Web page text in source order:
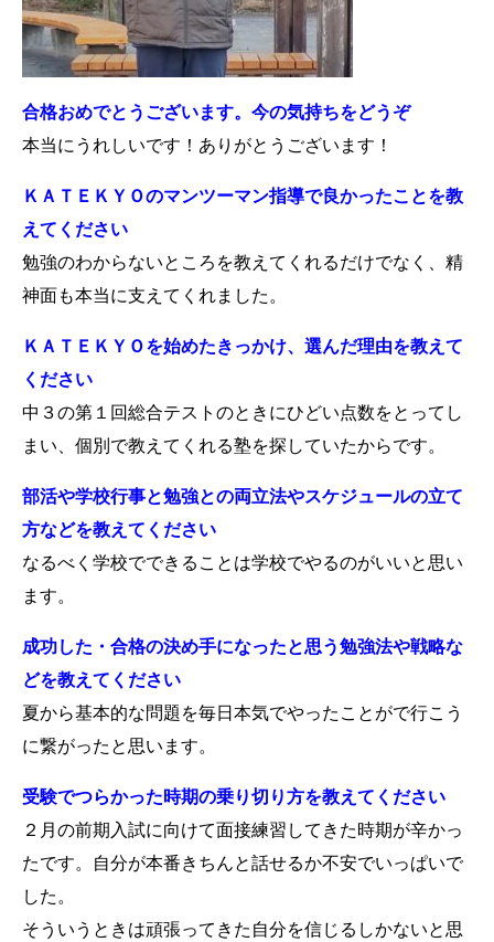
合格おめでとうございます。今の気持ちをどうぞ
本当にうれしいです！ありがとうございます！
ＫＡＴＥＫＹＯのマンツーマン指導で良かったことを教
えてください
勉強のわからないところを教えてくれるだけでなく、精
神面も本当に支えてくれました。
ＫＡＴＥＫＹＯを始めたきっかけ、選んだ理由を教えて
ください
中３の第１回総合テストのときにひどい点数をとってし
まい、個別で教えてくれる塾を探していたからです。
部活や学校行事と勉強との両立法やスケジュールの立て
方などを教えてください
なるべく学校でできることは学校でやるのがいいと思い
ます。
成功した・合格の決め手になったと思う勉強法や戦略な
どを教えてください
夏から基本的な問題を毎日本気でやったことがで行こう
に繋がったと思います。
受験でつらかった時期の乗り切り方を教えてください
２月の前期入試に向けて面接練習してきた時期が辛かっ
たです。自分が本番きちんと話せるか不安でいっぱいで
した。
そういうときは頑張ってきた自分を信じるしかないと思